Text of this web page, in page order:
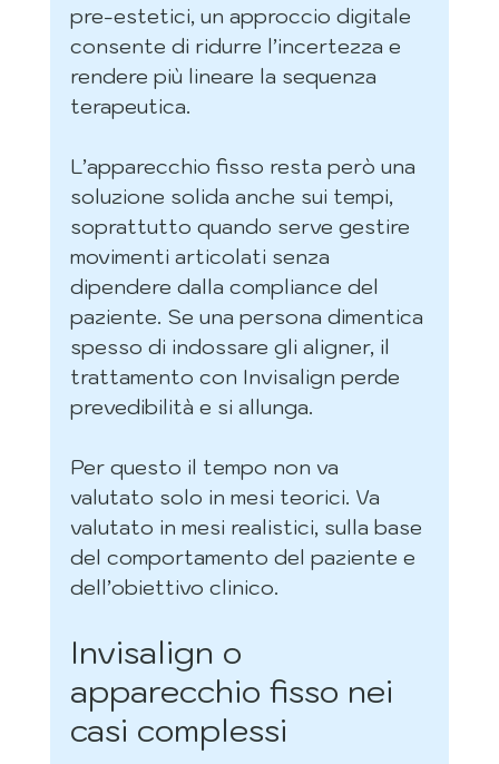
pre-estetici, un approccio digitale
consente di ridurre l’incertezza e
rendere più lineare la sequenza
terapeutica.
L’apparecchio fisso resta però una
soluzione solida anche sui tempi,
soprattutto quando serve gestire
movimenti articolati senza
dipendere dalla compliance del
paziente. Se una persona dimentica
spesso di indossare gli aligner, il
trattamento con Invisalign perde
prevedibilità e si allunga.
Per questo il tempo non va
valutato solo in mesi teorici. Va
valutato in mesi realistici, sulla base
del comportamento del paziente e
dell’obiettivo clinico.
Invisalign o
apparecchio fisso nei
casi complessi